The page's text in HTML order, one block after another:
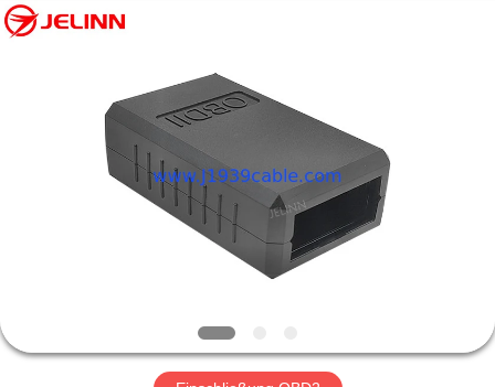
PRODUKTE
FABRIK-
Ltd..
All
Rights